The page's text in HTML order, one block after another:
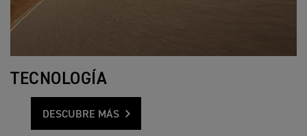
TECNOLOGÍA
DESCUBRE MÁS